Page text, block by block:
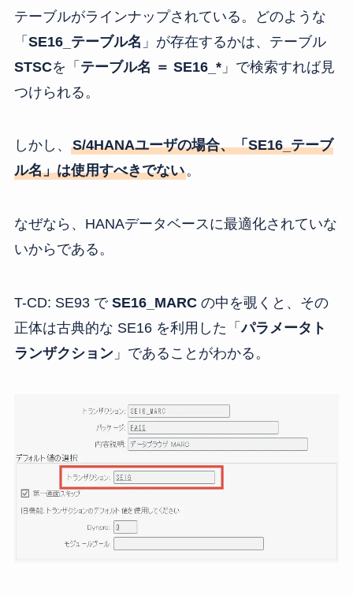
テーブルがラインナップされている。どのような
「 SE16_テーブル名 」が存在するかは、テーブル
STSCを「 テーブル名 ＝ SE16_*」で検索すれば見
つけられる。
しかし、 S/4HANAユーザの場合、「SE16_テーブ
ル名」は使用すべきでない。
なぜなら、HANAデータベースに最適化されていな
いからである。
T-CD: SE93 でSE16_MARCの中を覗くと、その
正体は古典的な SE16 を利用した「パラメータト
ランザクション」であることがわかる。